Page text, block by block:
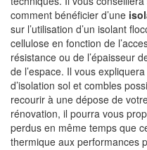
comment bénéficier d’une
sur l’utilisation d’un isolant
cellulose en fonction de
résistance ou de l’épaisseur
de l’espace. Il vous
d’isolation sol et combles
recourir à une dépose de
rénovation, il pourra vous
perdus en même temps que
thermique aux performances